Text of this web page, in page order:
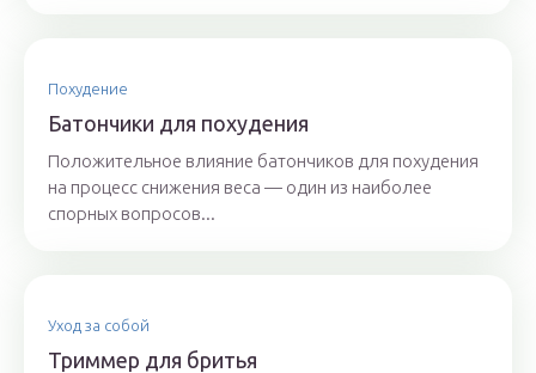
Похудение
Батончики для похудения
Положительное влияние батончиков для похудения
на процесс снижения веса — один из наиболее
спорных вопросов...
Уход за собой
Триммер для бритья